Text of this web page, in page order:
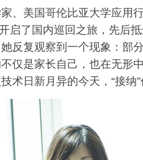
、美国哥伦比亚大学应用
启了国内巡回之旅，先后
反复观察到一个现象：部
仅是家长自己，也在无形
术日新月异的今天，“接